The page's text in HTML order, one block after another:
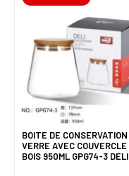
BOITE DE
VERRE AVEC COUVERCLE
BOIS 950ML GPG74-3 DELI